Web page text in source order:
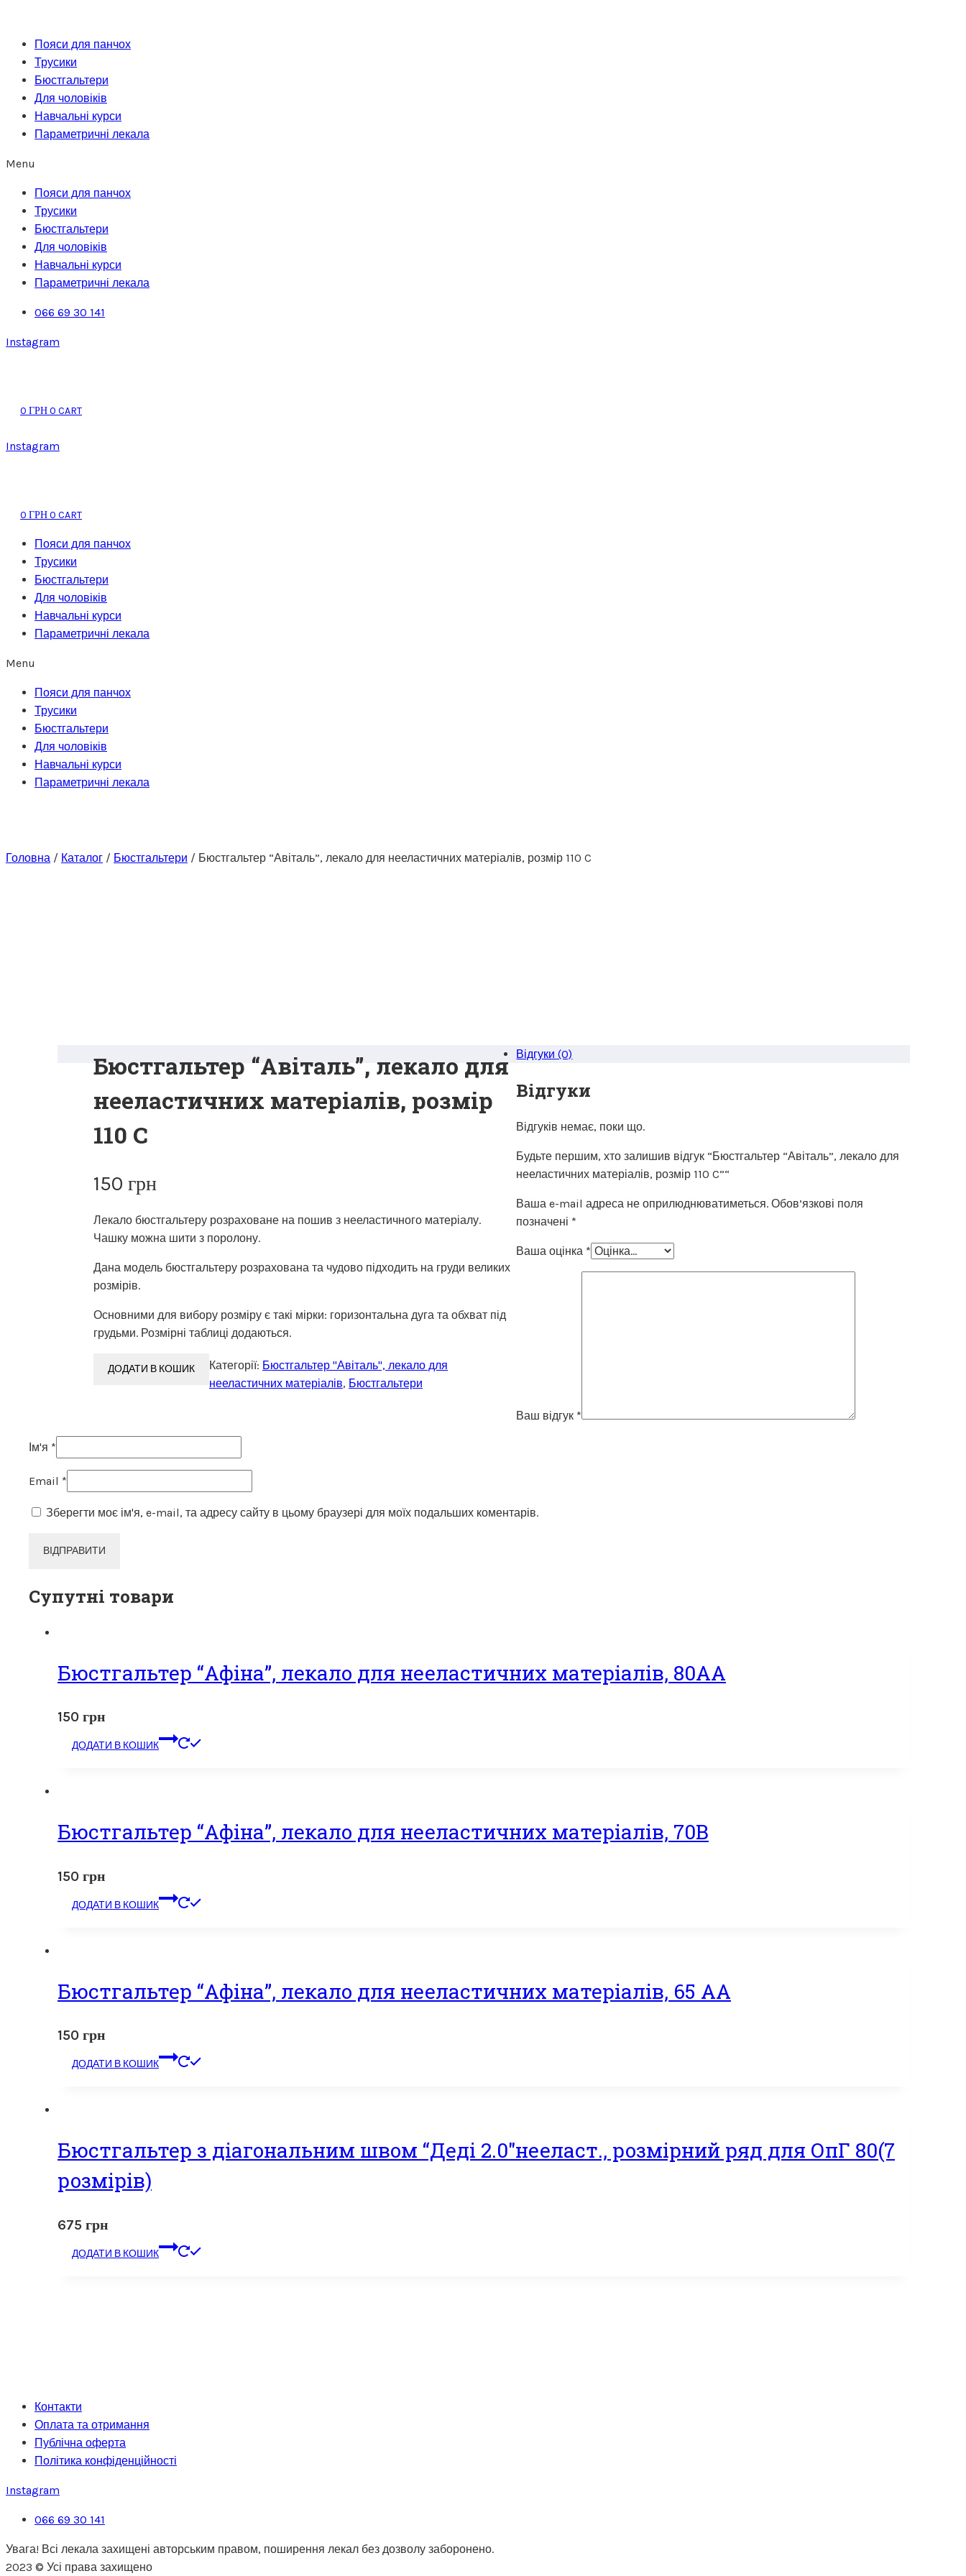
вмістуПояси для панчох
Трусики
Бюстгальтери
Для чоловіків
Навчальні курси
Параметричні лекала
Menu
Пояси для панчох
Трусики
Бюстгальтери
Для чоловіків
Навчальні курси
Параметричні лекала
066 69 30 141
Instagram
0 ГРН 0 CART
Instagram
0 ГРН 0 CART
Пояси для панчох
Трусики
Бюстгальтери
Для чоловіків
Навчальні курси
Параметричні лекала
Menu
Пояси для панчох
Трусики
Бюстгальтери
Для чоловіків
Навчальні курси
Параметричні лекала
Головна / Каталог / Бюстгальтери / Бюстгальтер “Авіталь”, лекало для нееластичних матеріалів, розмір 110 C
Бюстгальтер “Авіталь”, лекало для
нееластичних матеріалів, розмір
110 C
150 грн
Лекало бюстгальтеру розраховане на пошив з нееластичного матеріалу.
Чашку можна шити з поролону.
Дана модель бюстгальтеру розрахована та чудово підходить на груди великих
розмірів.
Основними для вибору розміру є такі мірки: горизонтальна дуга та обхват під
грудьми. Розмірні таблиці додаються.
ДОДАТИ В КОШИК Категорії: Бюстгальтер "Авіталь", лекало для
нееластичних матеріалів, Бюстгальтери
Відгуки (0)
Відгуки
Відгуків немає, поки що.
Будьте першим, хто залишив відгук “Бюстгальтер “Авіталь”, лекало для
нееластичних матеріалів, розмір 110 C”“
Ваша e-mail адреса не оприлюднюватиметься. Обов’язкові поля
позначені *
Ваша оцінка *
Ваш відгук *
Ім'я *
Email *
Зберегти моє ім'я, e-mail, та адресу сайту в цьому браузері для моїх подальших коментарів.
Супутні товари
Бюстгальтер “Афіна”, лекало для нееластичних матеріалів, 80АА
150 грн
ДОДАТИ В КОШИК
Бюстгальтер “Афіна”, лекало для нееластичних матеріалів, 70В
150 грн
ДОДАТИ В КОШИК
Бюстгальтер “Афіна”, лекало для нееластичних матеріалів, 65 АА
150 грн
ДОДАТИ В КОШИК
Бюстгальтер з діагональним швом “Деді 2.0″нееласт., розмірний ряд для ОпГ 80(7
розмірів)
675 грн
ДОДАТИ В КОШИК
Контакти
Оплата та отримання
Публічна оферта
Політика конфіденційності
Instagram
066 69 30 141
Увага! Всі лекала захищені авторським правом, поширення лекал без дозволу заборонено.
2023 © Усі права захищено